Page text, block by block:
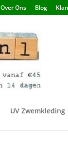
Over Ons Blog
UV Zwemkleding